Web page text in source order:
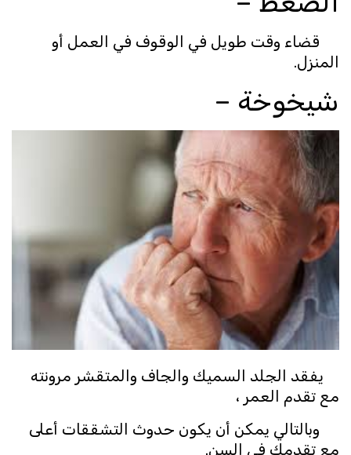
قضاء وقت طويل في الوقوف في العمل أو
المنزل.
شيخوخة –
يفقد الجلد السميك والجاف والمتقشر مرونته
مع تقدم العمر ،
وبالتالي يمكن أن يكون حدوث التشققات أعلى
مع تقدمك في السن.